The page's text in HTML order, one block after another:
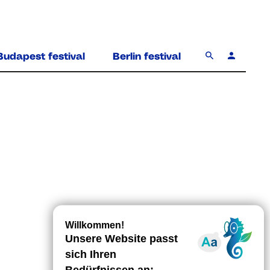
festival Berlin festival